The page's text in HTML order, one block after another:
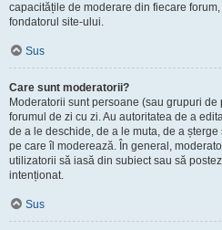
capacitățile de moderare din fiecare
fondatorul site-ului.
Sus
Care sunt moderatorii?
Moderatorii sunt persoane (sau grupuri
forumul de zi cu zi. Au autoritatea de a
de a le deschide, de a le muta, de a
pe care îl moderează. În general,
utilizatorii să iasă din subiect sau să
intenționat.
Sus